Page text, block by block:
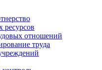
ресурсов
отношений
труда